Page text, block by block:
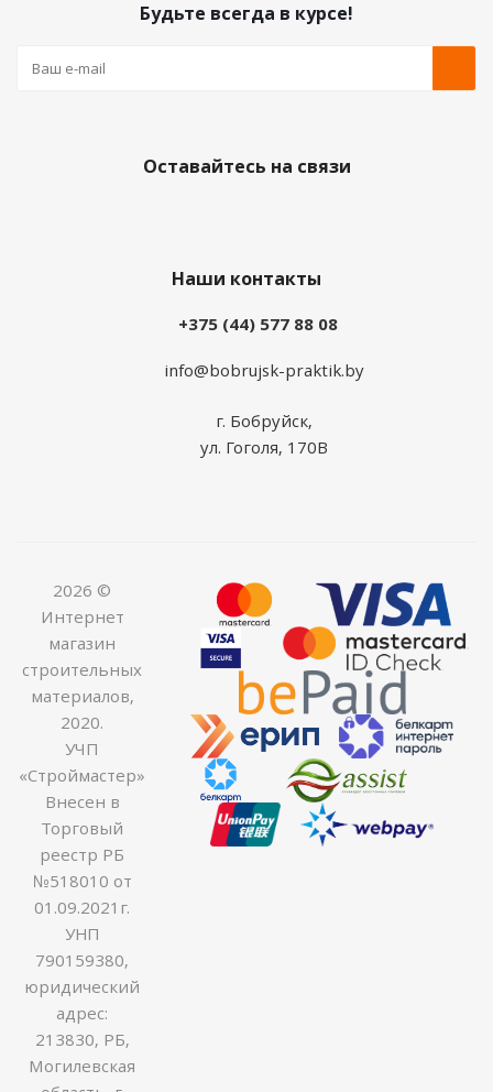
Будьте всегда в курсе!
Оставайтесь на связи
Наши контакты
+375 (44) 577 88 08
info@bobrujsk-praktik.by
г. Бобруйск,
ул. Гоголя, 170В
2026 ©
Интернет
магазин
строительных
материалов,
2020.
УЧП
«Строймастер»
Внесен в
Торговый
реестр РБ
№518010 от
01.09.2021г.
УНП
790159380,
юридический
адрес:
213830, РБ,
Могилевская